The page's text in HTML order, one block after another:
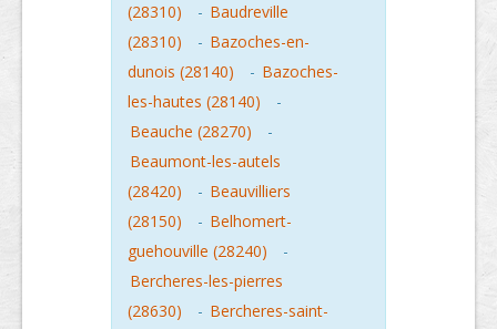
(28310)
- Baudreville
(28310)
- Bazoches-en-
dunois (28140)
- Bazoches-
les-hautes (28140)
-
Beauche (28270)
-
Beaumont-les-autels
(28420)
- Beauvilliers
(28150)
- Belhomert-
guehouville (28240)
-
Bercheres-les-pierres
(28630)
- Bercheres-saint-